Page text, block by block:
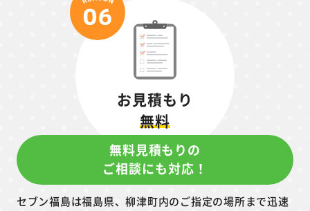
お見積もり
無料
無料見積もりの
ご相談にも対応！
セブン福島は福島県、柳津町内のご指定の場所まで迅速